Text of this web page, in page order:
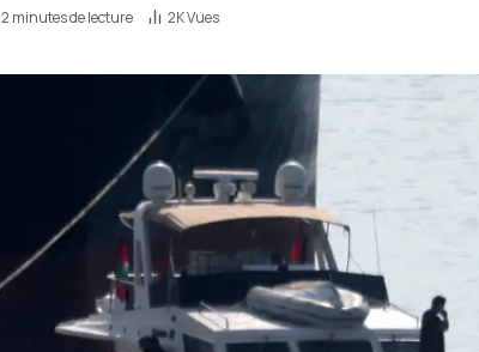
2 minutes de lecture 2KVues